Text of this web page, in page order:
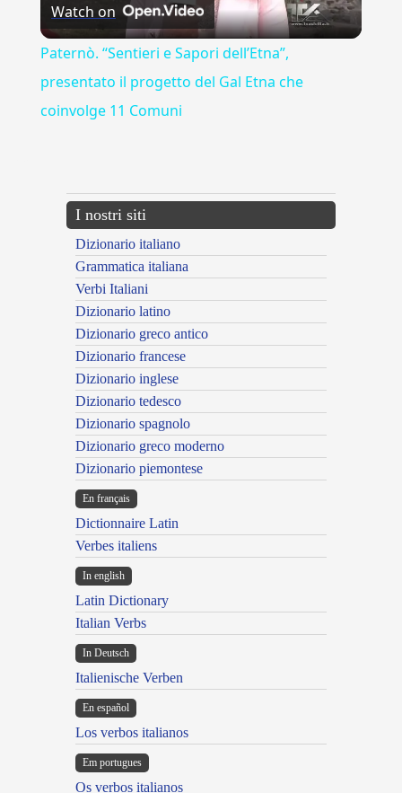
Video
Watch on
Paternò. “Sentieri e Sapori dell’Etna”,
presentato il progetto del Gal Etna che
coinvolge 11 Comuni
I nostri siti
Dizionario italiano
Grammatica italiana
Verbi Italiani
Dizionario latino
Dizionario greco antico
Dizionario francese
Dizionario inglese
Dizionario tedesco
Dizionario spagnolo
Dizionario greco moderno
Dizionario piemontese
En français
Dictionnaire Latin
Verbes italiens
In english
Latin Dictionary
Italian Verbs
In Deutsch
Italienische Verben
En español
Los verbos italianos
Em portugues
Os verbos italianos